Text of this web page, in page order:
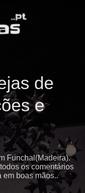
de
e
Funchal(Madeira).
os comentários
em boas mãos..